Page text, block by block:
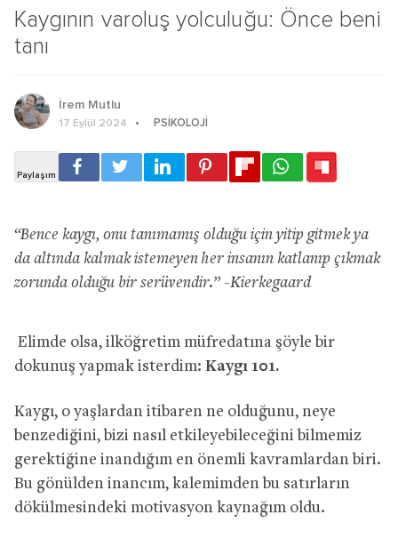
Kaygının varoluş yolculuğu: Önce beni
tanı
İrem Mutlu
17 Eylül 2024 PSIKOLOJI
“Bence kaygı, onu tanımamış olduğu için yitip gitmek ya
da altında kalmak istemeyen her insanın katlanıp çıkmak
zorunda olduğu bir serüvendir.” -Kierkegaard
Elimde olsa, ilköğretim müfredatına şöyle bir
dokunuş yapmak isterdim: Kaygı 101.
Kaygı, o yaşlardan itibaren ne olduğunu, neye
benzediğini, bizi nasıl etkileyebileceğini bilmemiz
gerektiğine inandığım en önemli kavramlardan biri.
Bu gönülden inancım, kalemimden bu satırların
dökülmesindeki motivasyon kaynağım oldu.